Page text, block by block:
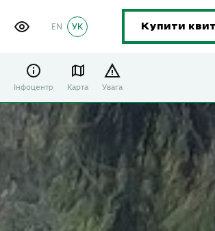
УК
EN Купити
Інфоцентр Карта Увага